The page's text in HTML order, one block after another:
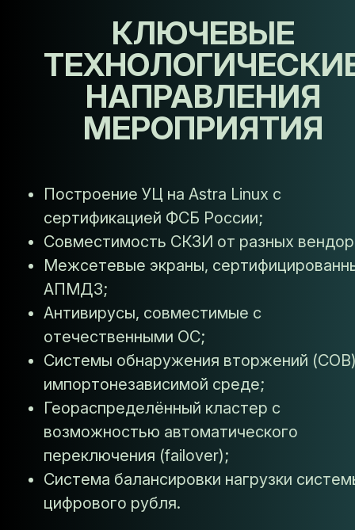
КЛЮЧЕВЫЕ
НАПРАВЛЕНИЯ
МЕРОПРИЯТИЯ
Построение УЦ на Astra Linux с
сертификацией ФСБ России;
Совместимость СКЗИ от разных
Межсетевые экраны,
АПМДЗ;
Антивирусы, совместимые с
отечественными ОС;
Системы обнаружения вторжений
импортонезависимой среде;
Геораспределённый кластер с
возможностью автоматического
переключения (failover);
Система балансировки нагрузки
цифрового рубля.